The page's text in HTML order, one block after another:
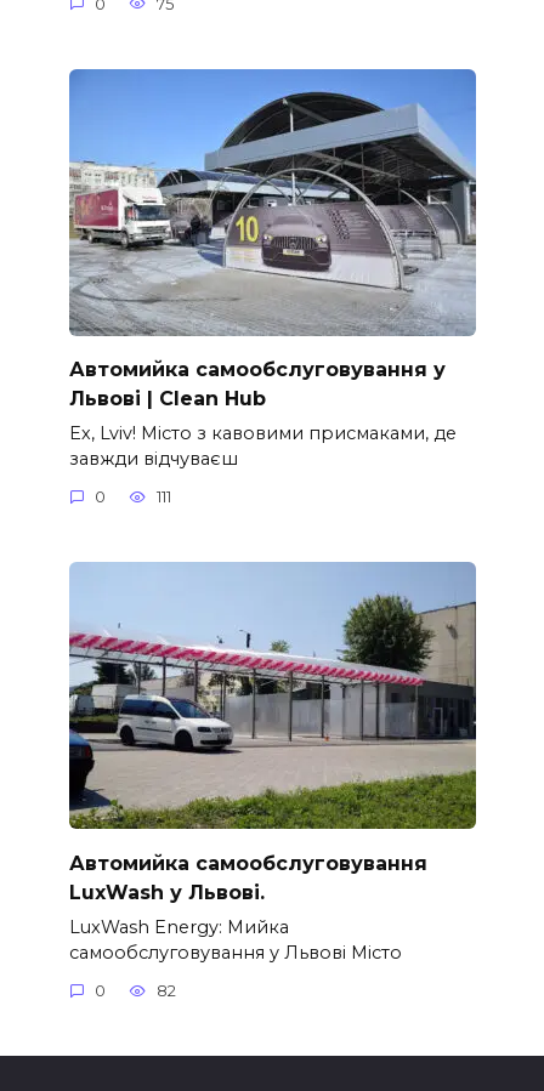
0 75
Автомийка самообслуговування у
Львові | Clean Hub
Ех, Lviv! Місто з кавовими присмаками, де
завжди відчуваєш
0 111
Автомийка самообслуговування
LuxWash у Львові.
LuxWash Energy: Мийка
самообслуговування у Львові Місто
0 82